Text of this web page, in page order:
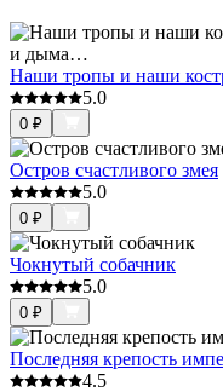
Наши тропы и наши
5.0
0 ₽
Остров счастливого змея
5.0
0 ₽
Чокнутый собачник
5.0
0 ₽
Последняя крепость
4.5